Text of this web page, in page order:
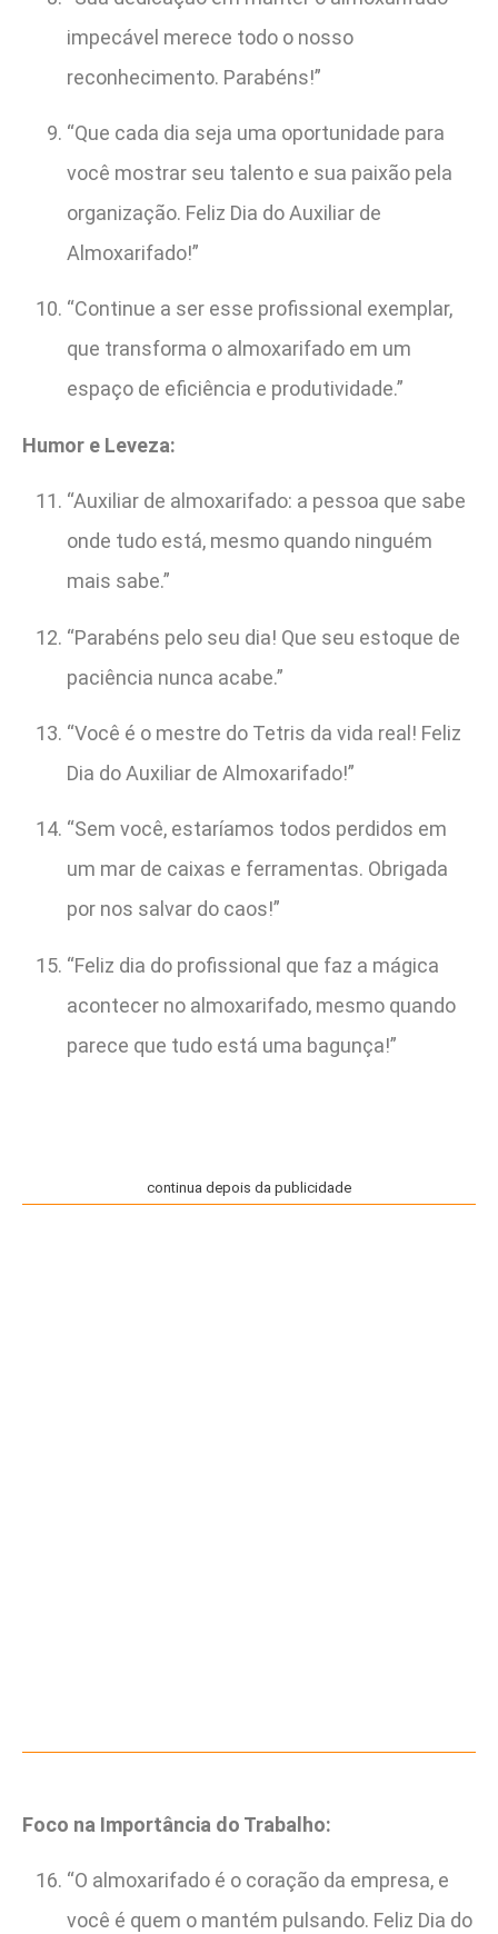
impecável merece todo o nosso
reconhecimento. Parabéns!”
“Que cada dia seja uma oportunidade para
você mostrar seu talento e sua paixão pela
organização. Feliz Dia do Auxiliar de
Almoxarifado!”
“Continue a ser esse profissional exemplar,
que transforma o almoxarifado em um
espaço de eficiência e produtividade.”
Humor e Leveza:
“Auxiliar de almoxarifado: a pessoa que sabe
onde tudo está, mesmo quando ninguém
mais sabe.”
“Parabéns pelo seu dia! Que seu estoque de
paciência nunca acabe.”
“Você é o mestre do Tetris da vida real! Feliz
Dia do Auxiliar de Almoxarifado!”
“Sem você, estaríamos todos perdidos em
um mar de caixas e ferramentas. Obrigada
por nos salvar do caos!”
“Feliz dia do profissional que faz a mágica
acontecer no almoxarifado, mesmo quando
parece que tudo está uma bagunça!”
continua depois da publicidade
Foco na Importância do Trabalho:
“O almoxarifado é o coração da empresa, e
você é quem o mantém pulsando. Feliz Dia do